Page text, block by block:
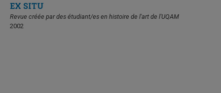
EX SITU
Revue créée par des étudiant/es en histoire de l'art de l'UQAM
2002